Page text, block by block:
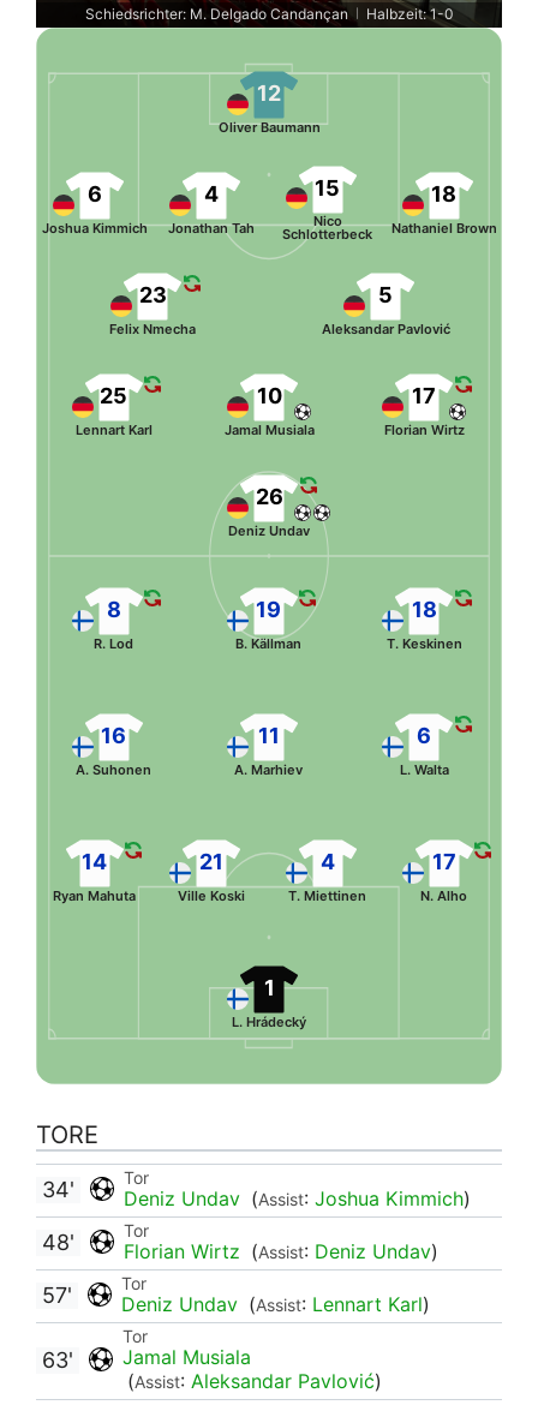
Schiedsrichter: M. Delgado Candançan
Halbzeit: 1-0
12
Oliver Baumann
18
Nathaniel Brown
15
Nico
Schlotterbeck
4
Jonathan Tah
6
Joshua Kimmich
5
Aleksandar Pavlović
23
Felix Nmecha
17
Florian Wirtz
10
Jamal Musiala
25
Lennart Karl
26
Deniz Undav
1
L. Hrádecký
14
Ryan Mahuta
21
Ville Koski
4
T. Miettinen
17
N. Alho
16
A. Suhonen
11
A. Marhiev
6
L. Walta
8
R. Lod
19
B. Källman
18
T. Keskinen
TORE
Tor
Deniz Undav (Assist: Joshua Kimmich)
34'
Tor
Florian Wirtz (Assist: Deniz Undav)
48'
Tor
Deniz Undav (Assist: Lennart Karl)
57'
Tor
Jamal Musiala
(Assist: Aleksandar Pavlović)
63'